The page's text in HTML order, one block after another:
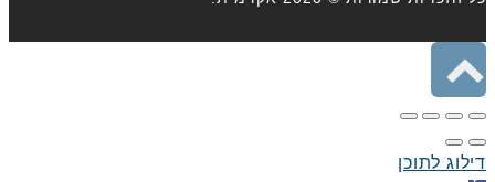
גלילה
לראש
דילוג לתוכן